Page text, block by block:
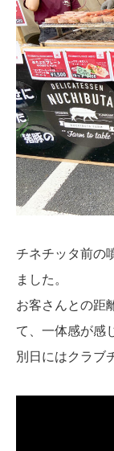
チネチッタ前の
ました。
お客さんとの距
て、一体感が感
別日にはクラブ